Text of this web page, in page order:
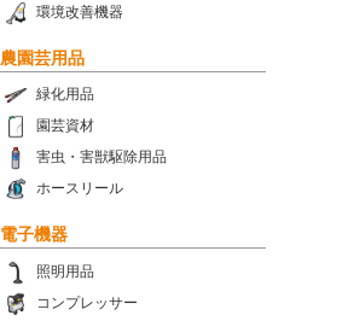
環境改善機器
農園芸用品
緑化用品
園芸資材
害虫・害獣駆除用品
ホースリール
電子機器
照明用品
コンプレッサー